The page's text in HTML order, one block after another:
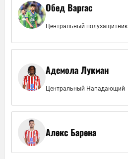
Обед Варгас
Центральный полузащитник
Адемола Лукман
Центральный Нападающий
Алекс Барена